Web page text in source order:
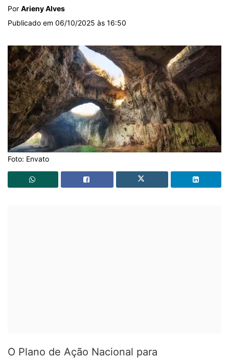
Por Arieny Alves
Publicado em 06/10/2025 às 16:50
Foto: Envato
O Plano de Ação Nacional para